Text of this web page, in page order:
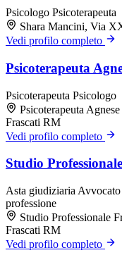
Psicologo Psicoterapeuta
Shara Mancini, Via
Vedi profilo completo
Psicoterapeuta
Psicoterapeuta Psicologo
Psicoterapeuta
Frascati RM
Vedi profilo completo
Studio
Asta giudiziaria Avvocato
professione
Studio Professionale
Frascati RM
Vedi profilo completo